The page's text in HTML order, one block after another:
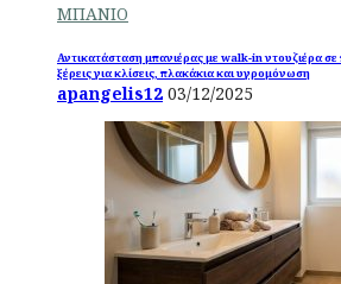
ΜΠΑΝΙΟ
Αντικατάσταση μπανιέρας με walk-in ντουζιέρα
ξέρεις για κλίσεις, πλακάκια και υγρομόνωση
apangelis12 03/12/2025